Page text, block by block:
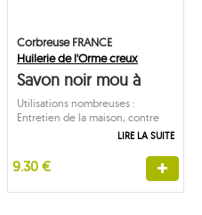
Corbreuse FRANCE
Huilerie de l'Orme creux
Savon noir mou à
l'huile de lin
Utilisations nombreuses :
Entretien de la maison, contre
les insectes et en shampoing
biodégradable.
LIRE LA SUITE
9.30 €